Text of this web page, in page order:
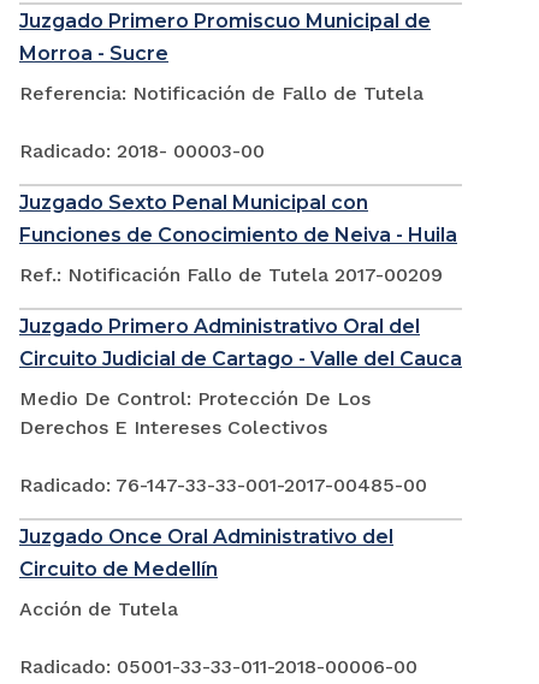
Juzgado Primero Promiscuo Municipal de
Morroa - Sucre
Referencia: Notificación de Fallo de Tutela
Radicado: 2018- 00003-00
Juzgado Sexto Penal Municipal con
Funciones de Conocimiento de Neiva - Huila
Ref.: Notificación Fallo de Tutela 2017-00209
Juzgado Primero Administrativo Oral del
Circuito Judicial de Cartago - Valle del Cauca
Medio De Control: Protección De Los
Derechos E Intereses Colectivos
Radicado: 76-147-33-33-001-2017-00485-00
Juzgado Once Oral Administrativo del
Circuito de Medellín
Acción de Tutela
Radicado: 05001-33-33-011-2018-00006-00